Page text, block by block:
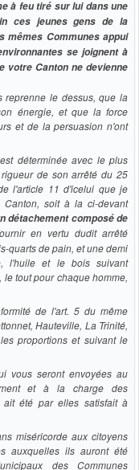
à feu tiré sur lui dans une
ces jeunes gens de la
mêmes Communes appui
se joignent à
votre Canton ne devienne
reprenne le dessus, que la
énergie, et que la force
et de la persuasion n'ont
déterminée avec le plus
de son arrêté du 25
l'article 11 d'icelui que je
soit à la ci-devant
détachement composé de
en vertu dudit arrêté
quarts de pain, et une demi
l'huile et le bois suivant
tout pour chaque homme,
de l'art. 5 du même
Hauteville, La Trinité,
proportions et suivant le
vous seront envoyées au
et à la charge des
ait été par elles satisfait à
miséricorde aux citoyens
auxquelles ils auront été
des Communes